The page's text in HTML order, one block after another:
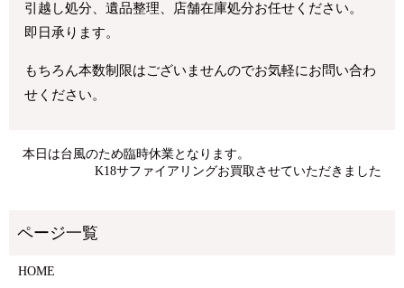
引越し処分、遺品整理、店舗在庫処分お任せください。
即日承ります。
もちろん本数制限はございませんのでお気軽にお問い合わ
せください。
本日は台風のため臨時休業となります。
K18サファイアリングお買取させていただきました
HOME